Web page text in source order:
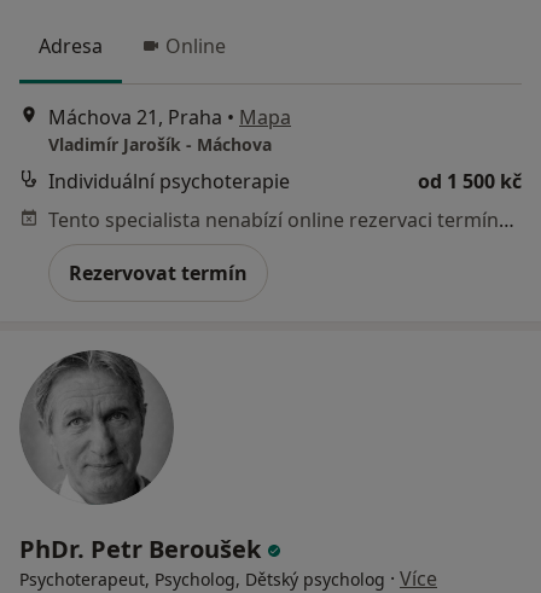
Adresa Online
Máchova 21, Praha • Mapa
Vladimír Jarošík - Máchova
Individuální psychoterapie
od 1 500 kč
Tento specialista nenabízí online rezervaci termínu na této adrese.
Rezervovat termín
PhDr. Petr Beroušek
Psychoterapeut, Psycholog, Dětský psycholog · Více